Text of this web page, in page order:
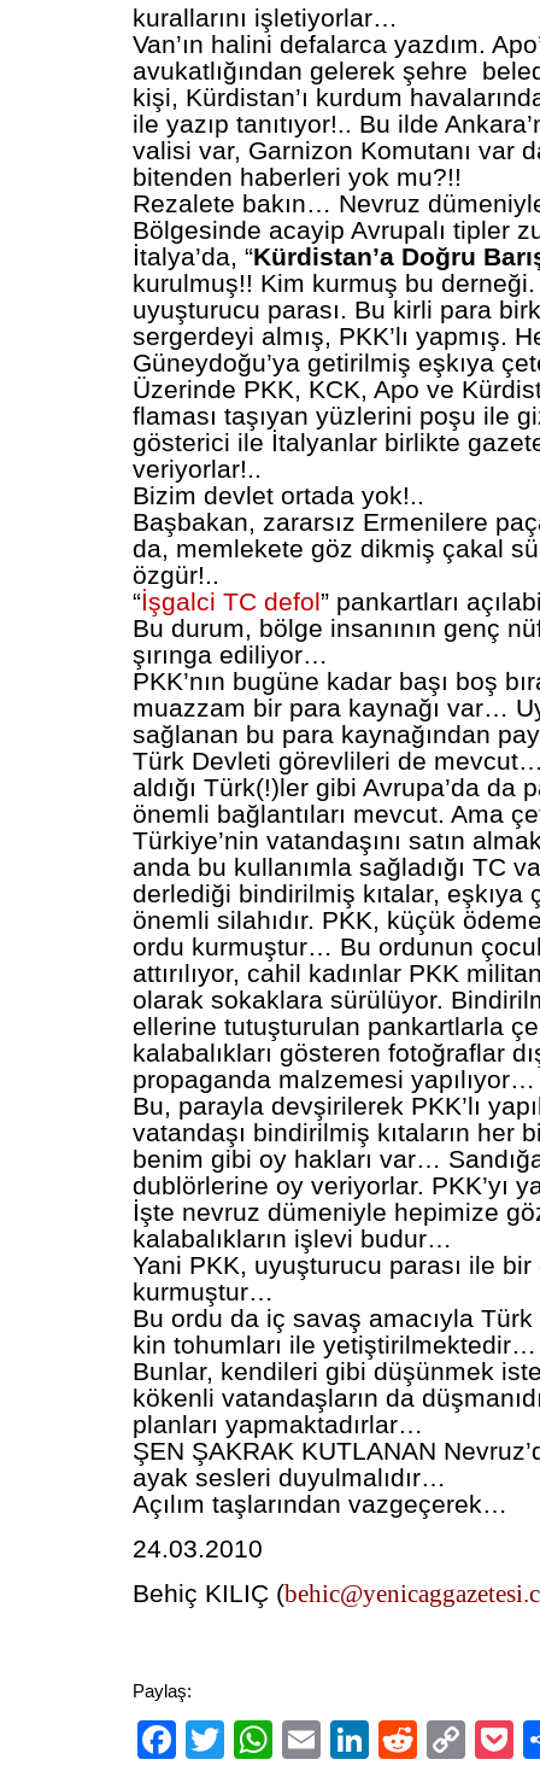
kurallarını işletiyorlar…
Van’ın halini defalarca yazdım.
avukatlığından gelerek şehre
kişi, Kürdistan’ı kurdum
ile yazıp tanıtıyor!.. Bu ilde
valisi var, Garnizon Komutanı var
bitenden haberleri yok mu?!!
Rezalete bakın… Nevruz
Bölgesinde acayip Avrupalı tipler
İtalya’da, “Kürdistan’a Doğru
kurulmuş!! Kim kurmuş bu derneği.
uyuşturucu parası. Bu kirli para
sergerdeyi almış, PKK’lı yapmış.
Güneydoğu’ya getirilmiş eşkıya
Üzerinde PKK, KCK, Apo ve
flaması taşıyan yüzlerini poşu ile
gösterici ile İtalyanlar birlikte
veriyorlar!..
Bizim devlet ortada yok!..
Başbakan, zararsız Ermenilere
da, memlekete göz dikmiş çakal
özgür!..
“İşgalci TC defol” pankartları
Bu durum, bölge insanının genç
şırınga ediliyor…
PKK’nın bugüne kadar başı boş
muazzam bir para kaynağı var…
sağlanan bu para kaynağından
Türk Devleti görevlileri de mevcut…
aldığı Türk(!)ler gibi Avrupa’da da
önemli bağlantıları mevcut. Ama
Türkiye’nin vatandaşını satın
anda bu kullanımla sağladığı TC
derlediği bindirilmiş kıtalar, eşkıya
önemli silahıdır. PKK, küçük
ordu kurmuştur… Bu ordunun
attırılıyor, cahil kadınlar PKK
olarak sokaklara sürülüyor.
ellerine tutuşturulan pankartlarla
kalabalıkları gösteren fotoğraflar
propaganda malzemesi yapılıyor…
Bu, parayla devşirilerek PKK’lı
vatandaşı bindirilmiş kıtaların her
benim gibi oy hakları var…
dublörlerine oy veriyorlar. PKK’yı
İşte nevruz dümeniyle hepimize
kalabalıkların işlevi budur…
Yani PKK, uyuşturucu parası ile bir
kurmuştur…
Bu ordu da iç savaş amacıyla Türk
kin tohumları ile yetiştirilmektedir…
Bunlar, kendileri gibi düşünmek
kökenli vatandaşların da
planları yapmaktadırlar…
ŞEN ŞAKRAK KUTLANAN
ayak sesleri duyulmalıdır…
Açılım taşlarından vazgeçerek…
24.03.2010
Behiç KILIÇ (
Paylaş:
Facebook
TwitterWhatsApp
EmailLinkedIn
Reddit